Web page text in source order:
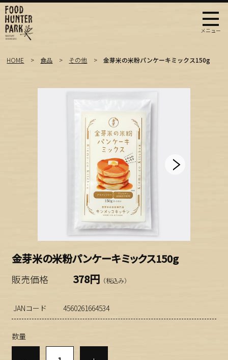
HOME 食品 その他 金芽米の米粉パンケーキミックス150g
金芽米の米粉パンケーキミックス150g
販売価格 378円 （税込み）
JANコード 4560261664534
数量